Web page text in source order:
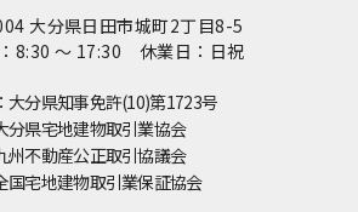
大分県日田市城町2丁目8-5
8:30 ～ 17:30 休業日：日祝
大分県知事免許(10)第1723号
分県宅地建物取引業協会
州不動産公正取引協議会
国宅地建物取引業保証協会